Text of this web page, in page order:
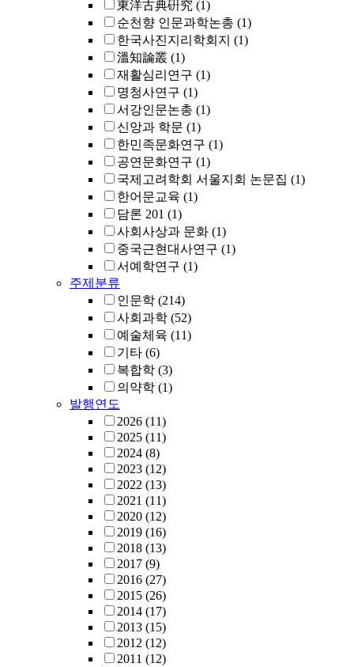
東洋古典硏究 (1)
순천향 인문과학논총 (1)
한국사진지리학회지 (1)
溫知論叢 (1)
재활심리연구 (1)
명청사연구 (1)
서강인문논총 (1)
신앙과 학문 (1)
한민족문화연구 (1)
공연문화연구 (1)
국제고려학회 서울지회 논문집 (1)
한어문교육 (1)
담론 201 (1)
사회사상과 문화 (1)
중국근현대사연구 (1)
서예학연구 (1)
주제분류
인문학 (214)
사회과학 (52)
예술체육 (11)
기타 (6)
복합학 (3)
의약학 (1)
발행연도
2026 (11)
2025 (11)
2024 (8)
2023 (12)
2022 (13)
2021 (11)
2020 (12)
2019 (16)
2018 (13)
2017 (9)
2016 (27)
2015 (26)
2014 (17)
2013 (15)
2012 (12)
2011 (12)